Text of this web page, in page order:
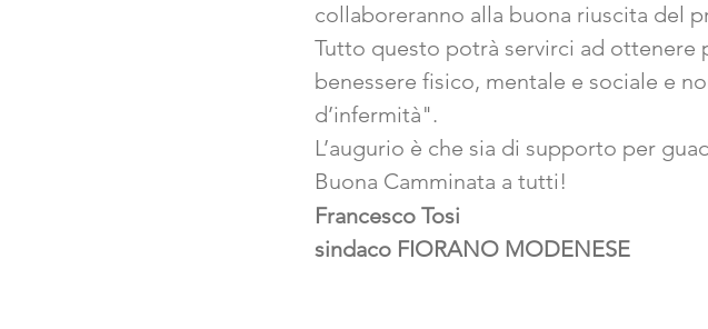
collaboreranno alla buona riuscita del
Tutto questo potrà servirci ad
benessere fisico, mentale e sociale e
d’infermità".
L’augurio è che sia di supporto per
Buona Camminata a tutti!
Francesco Tosi
sindaco FIORANO MODENESE